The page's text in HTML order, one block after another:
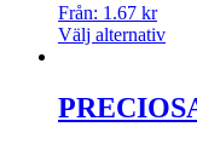
Från: 1.67 kr
Välj alternativ